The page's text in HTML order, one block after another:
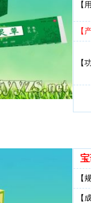
【
【
【